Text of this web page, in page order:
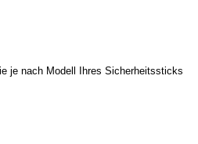
je nach Modell Ihres Sicherheitssticks